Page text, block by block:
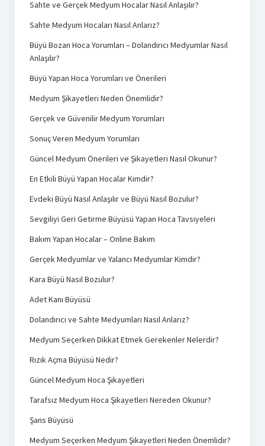
Sahte ve Gerçek Medyum Hocalar Nasıl Anlaşılır?
Sahte Medyum Hocaları Nasıl Anlarız?
Büyü Bozan Hoca Yorumları – Dolandırıcı Medyumlar Nasıl
Anlaşılır?
Büyü Yapan Hoca Yorumları ve Önerileri
Medyum Şikayetleri Neden Önemlidir?
Gerçek ve Güvenilir Medyum Yorumları
Sonuç Veren Medyum Yorumları
Güncel Medyum Önerileri ve Şikayetleri Nasıl Okunur?
En Etkili Büyü Yapan Hocalar Kimdir?
Evdeki Büyü Nasıl Anlaşılır ve Büyü Nasıl Bozulur?
Sevgiliyi Geri Getirme Büyüsü Yapan Hoca Tavsiyeleri
Bakım Yapan Hocalar – Online Bakım
Gerçek Medyumlar ve Yalancı Medyumlar Kimdir?
Kara Büyü Nasıl Bozulur?
Adet Kanı Büyüsü
Dolandırıcı ve Sahte Medyumları Nasıl Anlarız?
Medyum Seçerken Dikkat Etmek Gerekenler Nelerdir?
Rızık Açma Büyüsü Nedir?
Güncel Medyum Hoca Şikayetleri
Tarafsız Medyum Hoca Şikayetleri Nereden Okunur?
Şans Büyüsü
Medyum Seçerken Medyum Şikayetleri Neden Önemlidir?